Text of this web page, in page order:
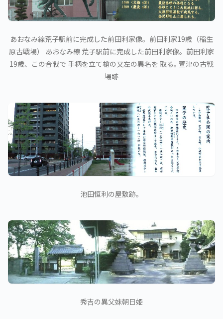
あおなみ線荒子駅前に完成した前田利家像。前田利家19歳（稲生
原古戦場） あおなみ線 荒子駅前に完成した前田利家像。前田利家
19歳、この合戦で 手柄を立て槍の又左の異名を 取る｡ 萱津の古戦
場跡
池田恒利の屋敷跡。
秀吉の異父妹朝日姫